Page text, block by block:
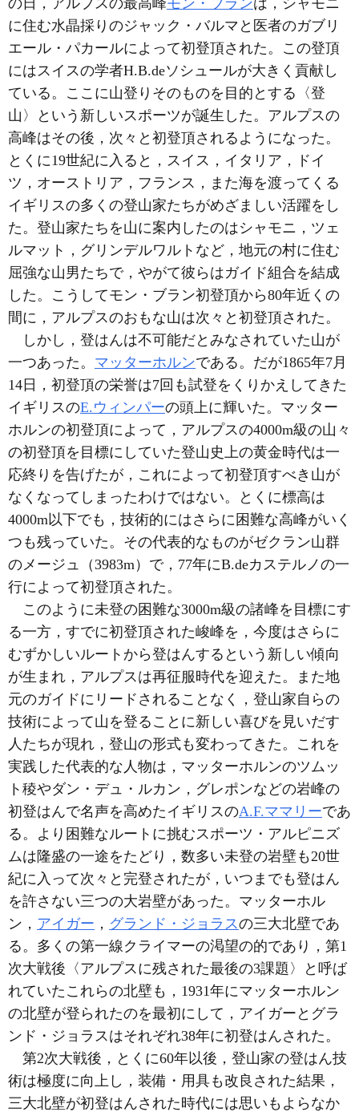
に住む水晶採りのジャック・バルマと医者のガブリ
エール・パカールによって初登頂された。この登頂
にはスイスの学者H.B.deソシュールが大きく貢献し
ている。ここに山登りそのものを目的とする〈登
山〉という新しいスポーツが誕生した。アルプスの
高峰はその後，次々と初登頂されるようになった。
とくに19世紀に入ると，スイス，イタリア，ドイ
ツ，オーストリア，フランス，また海を渡ってくる
イギリスの多くの登山家たちがめざましい活躍をし
た。登山家たちを山に案内したのはシャモニ，ツェ
ルマット，グリンデルワルトなど，地元の村に住む
屈強な山男たちで，やがて彼らはガイド組合を結成
した。こうしてモン・ブラン初登頂から80年近くの
間に，アルプスのおもな山は次々と初登頂された。
しかし，登はんは不可能だとみなされていた山が
一つあった。 マッターホルンである。だが1865年7月
14日，初登頂の栄誉は7回も試登をくりかえしてきた
イギリスのE.ウィンパーの頭上に輝いた。マッター
ホルンの初登頂によって，アルプスの4000m級の山々
の初登頂を目標にしていた登山史上の黄金時代は一
応終りを告げたが，これによって初登頂すべき山が
なくなってしまったわけではない。とくに標高は
4000m以下でも，技術的にはさらに困難な高峰がいく
つも残っていた。その代表的なものがゼクラン山群
のメージュ（3983m）で，77年にB.deカステルノの一
行によって初登頂された。
このように未登の困難な3000m級の諸峰を目標にす
る一方，すでに初登頂された峻峰を，今度はさらに
むずかしいルートから登はんするという新しい傾向
が生まれ，アルプスは再征服時代を迎えた。また地
元のガイドにリードされることなく，登山家自らの
技術によって山を登ることに新しい喜びを見いだす
人たちが現れ，登山の形式も変わってきた。これを
実践した代表的な人物は，マッターホルンのツムッ
ト稜やダン・デュ・ルカン，グレポンなどの岩峰の
初登はんで名声を高めたイギリスのA.F.ママリーであ
る。より困難なルートに挑むスポーツ・アルピニズ
ムは隆盛の一途をたどり，数多い未登の岩壁も20世
紀に入って次々と完登されたが，いつまでも登はん
を許さない三つの大岩壁があった。マッターホル
ン， アイガー ， グランド・ジョラスの三大北壁であ
る。多くの第一線クライマーの渇望の的であり，第1
次大戦後〈アルプスに残された最後の3課題〉と呼ば
れていたこれらの北壁も，1931年にマッターホルン
の北壁が登られたのを最初にして，アイガーとグラ
ンド・ジョラスはそれぞれ38年に初登はんされた。
第2次大戦後，とくに60年以後，登山家の登はん技
術は極度に向上し，装備・用具も改良された結果，
三大北壁が初登はんされた時代には思いもよらなか